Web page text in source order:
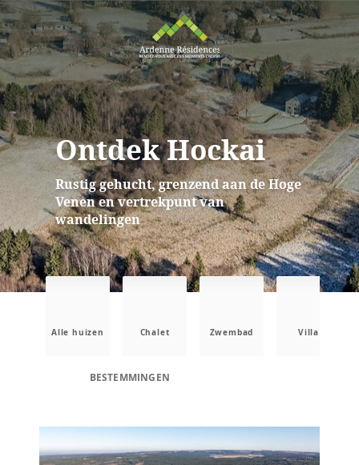
Ontdek Hockai
Rustig gehucht, grenzend aan de Hoge
Venen en vertrekpunt van
wandelingen
Alle huizen Chalet Zwembad Villa
BESTEMMINGEN